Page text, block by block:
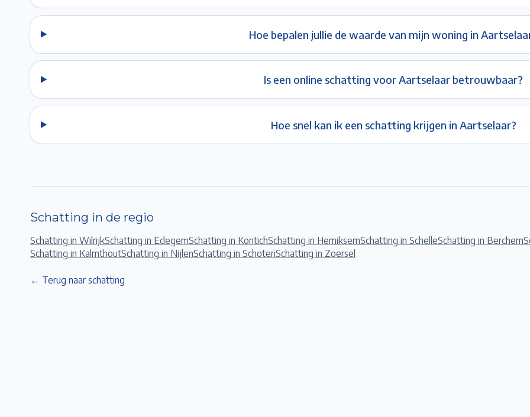
Hoe bepalen jullie de waarde van mijn woning in
Is een online schatting voor Aartselaar betrouwbaar?
Hoe snel kan ik een schatting krijgen in Aartselaar?
Schatting in de regio
Schatting in WilrijkSchatting in EdegemSchatting in KontichSchatting in HemiksemSchatting in SchelleSchatting in Berchem
Schatting in KalmthoutSchatting in NijlenSchatting in SchotenSchatting in Zoersel
← Terug naar schatting